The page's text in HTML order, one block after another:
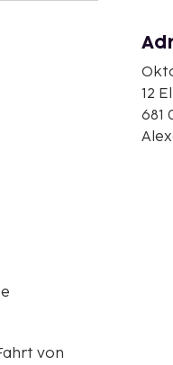
von
12
681